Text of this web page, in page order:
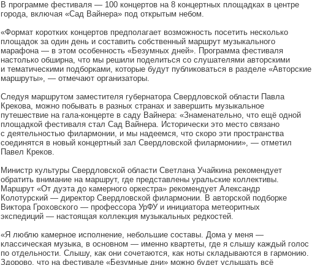
В программе фестиваля — 100 концертов на 8 концертных площадках в центре
города, включая «Сад Вайнера» под открытым небом.
«Формат коротких концертов предполагает возможность посетить несколько
площадок за один день и составить собственный маршрут музыкального
марафона — в этом особенность «Безумных дней». Программа фестиваля
настолько обширна, что мы решили поделиться со слушателями авторскими
и тематическими подборками, которые будут публиковаться в разделе «Авторские
маршруты», — отмечают организаторы.
Следуя маршрутом заместителя губернатора Свердловской области Павла
Крекова, можно побывать в разных странах и завершить музыкальное
путешествие на гала-концерте в саду Вайнера: «Знаменательно, что ещё одной
площадкой фестиваля стал Сад Вайнера. Исторически это место связано
с деятельностью филармонии, и мы надеемся, что скоро эти пространства
соединятся в новый концертный зал Свердловской филармонии», — отметил
Павел Креков.
Министр культуры Свердловской области Светлана Учайкина рекомендует
обратить внимание на маршрут, где представлены уральские коллективы.
Маршрут «От дуэта до камерного оркестра» рекомендует Александр
Колотурский — директор Свердловской филармонии. В авторской подборке
Виктора Гроховского — профессора УрФУ и инициатора метеоритных
экспедиций — настоящая коллекция музыкальных редкостей.
«Я люблю камерное исполнение, небольшие составы. Дома у меня —
классическая музыка, в основном — именно квартеты, где я слышу каждый голос
по отдельности. Слышу, как они сочетаются, как ноты складываются в гармонию.
Здорово, что на фестивале «Безумные дни» можно будет услышать всё